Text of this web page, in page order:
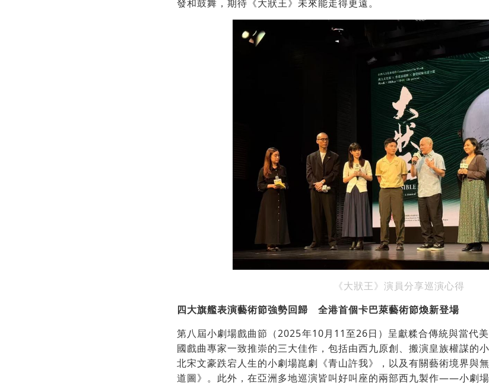
發和鼓舞，期待《大狀王》未來能走得更遠。
《大狀王》演員分享巡演心得
四大旗艦表演藝術節強勢回歸 全港首個卡巴萊藝術節煥新登場
第八屆小劇場戲曲節（2025年10月11至26日）呈獻糅合傳統與當代
國戲曲專家一致推崇的三大佳作，包括由西九原創、搬演皇族權謀的
北宋文豪跌宕人生的小劇場崑劇《青山許我》，以及有關藝術境界與
道圖》。此外，在亞洲多地巡演皆叫好叫座的兩部西九製作——小劇